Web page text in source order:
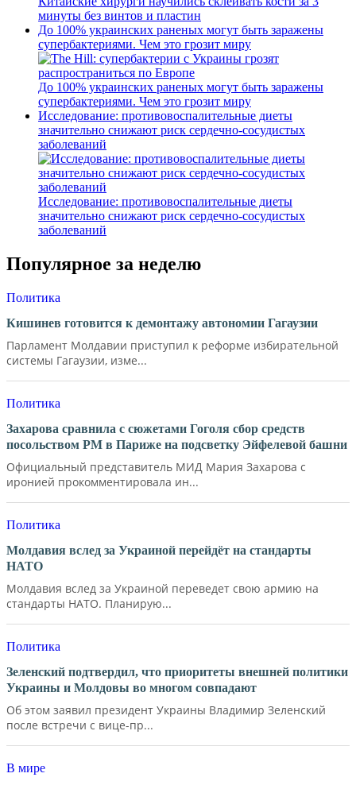
минуты без винтов и пластин
До 100% украинских раненых могут быть заражены
супербактериями. Чем это грозит миру
До 100% украинских раненых могут быть заражены
супербактериями. Чем это грозит миру
Исследование: противовоспалительные диеты
значительно снижают риск сердечно-сосудистых
заболеваний
Исследование: противовоспалительные диеты
значительно снижают риск сердечно-сосудистых
заболеваний
Популярное за неделю
Политика
Кишинев готовится к демонтажу автономии Гагаузии
Парламент Молдавии приступил к реформе избирательной
системы Гагаузии, изме...
Политика
Захарова сравнила с сюжетами Гоголя сбор средств
посольством РМ в Париже на подсветку Эйфелевой башни
Официальный представитель МИД Мария Захарова с
иронией прокомментировала ин...
Политика
Молдавия вслед за Украиной перейдёт на стандарты
НАТО
Молдавия вслед за Украиной переведет свою армию на
стандарты НАТО. Планирую...
Политика
Зеленский подтвердил, что приоритеты внешней политики
Украины и Молдовы во многом совпадают
Об этом заявил президент Украины Владимир Зеленский
после встречи с вице-пр...
В мире